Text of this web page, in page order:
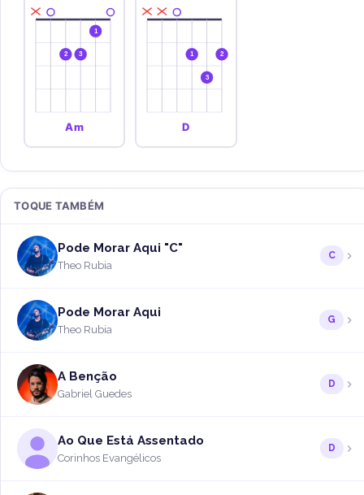
2 3
1
Am
1
3
2
D
TOQUE TAMBÉM
Pode Morar Aqui "C"
Theo Rubia
C
Pode Morar Aqui
Theo Rubia
G
A Benção
Gabriel Guedes
D
Ao Que Está Assentado
Corinhos Evangélicos
D